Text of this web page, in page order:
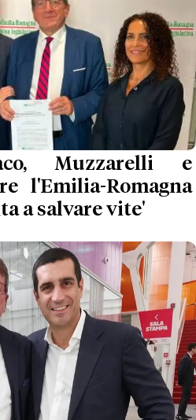
Muzzarelli e
l'Emilia-Romagna
a salvare vite'